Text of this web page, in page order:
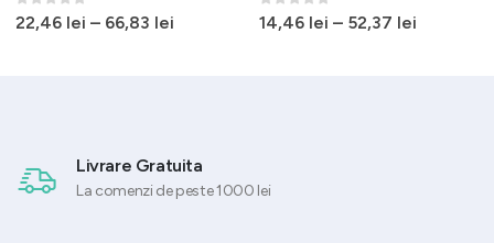
0out of 5
22,46 lei – 66,83 lei 0 out of 5
14,46 lei – 52,37 lei
Livrare Gratuita
La comenzi de peste 1000 lei